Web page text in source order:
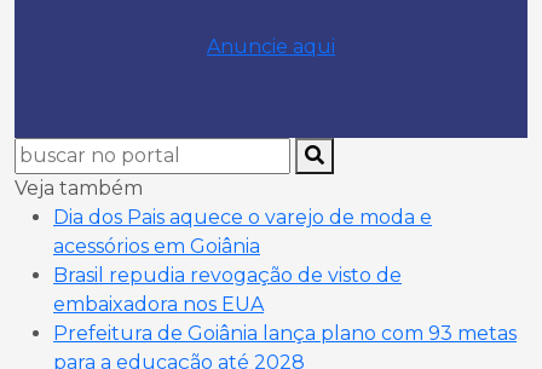
Anuncie aqui
Veja também
Dia dos Pais aquece o varejo de moda e
acessórios em Goiânia
Brasil repudia revogação de visto de
embaixadora nos EUA
Prefeitura de Goiânia lança plano com 93 metas
para a educação até 2028